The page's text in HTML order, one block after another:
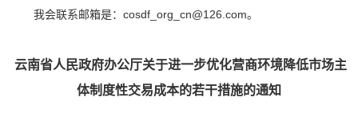
我会联系邮箱是：cosdf_org_cn@126.com。
云南省人民政府办公厅关于进一步优化营商环境降低市场主
体制度性交易成本的若干措施的通知